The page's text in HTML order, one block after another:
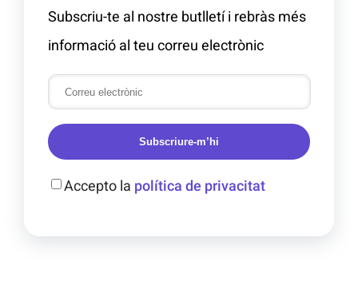
Subscriu-te al nostre butlletí i rebràs més
informació al teu correu electrònic
Subscriure-m’hi
Accepto la política de privacitat